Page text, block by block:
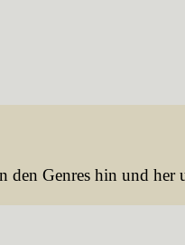
den Genres hin und